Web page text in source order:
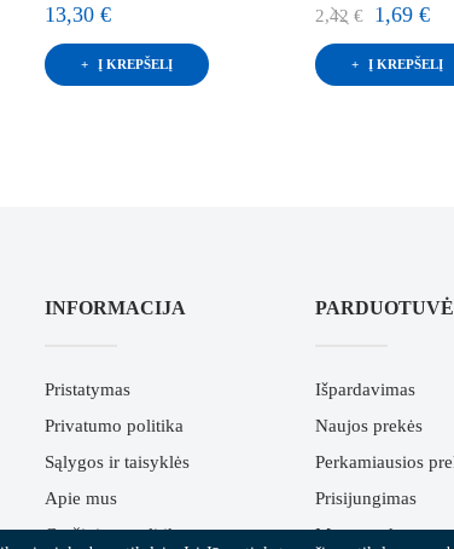
13,30 €
Į KREPŠELĮ
2,42 € 1,69 €
Į KREPŠELĮ
INFORMACIJA
Pristatymas
Privatumo politika
Sąlygos ir taisyklės
Apie mus
Grąžinimo politika
PARDUOTUVĖ
Išpardavimas
Naujos prekės
Perkamiausios
Prisijungimas
Mano paskyra